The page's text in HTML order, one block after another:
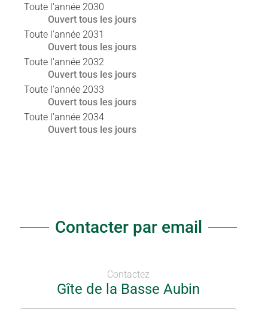
Toute l'année 2030
Ouvert tous les jours
Toute l'année 2031
Ouvert tous les jours
Toute l'année 2032
Ouvert tous les jours
Toute l'année 2033
Ouvert tous les jours
Toute l'année 2034
Ouvert tous les jours
Contacter par email
Contactez
Gîte de la Basse Aubin